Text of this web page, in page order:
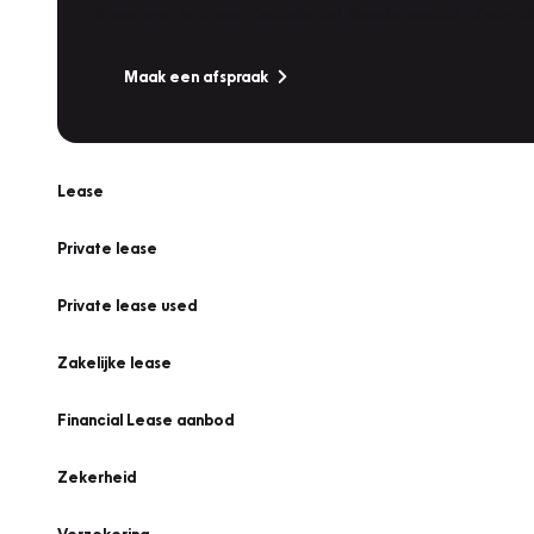
Maak een afspraak
Lease
Private lease
Private lease used
Zakelijke lease
Financial Lease aanbod
Zekerheid